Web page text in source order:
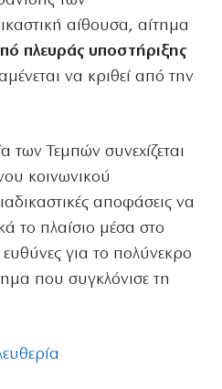
αίθουσα, αίτημα
πλευράς υποστήριξης
να κριθεί από την
των Τεμπών συνεχίζεται
κοινωνικού
αποφάσεις να
το πλαίσιο μέσα στο
για το πολύνεκρο
που συγκλόνισε τη